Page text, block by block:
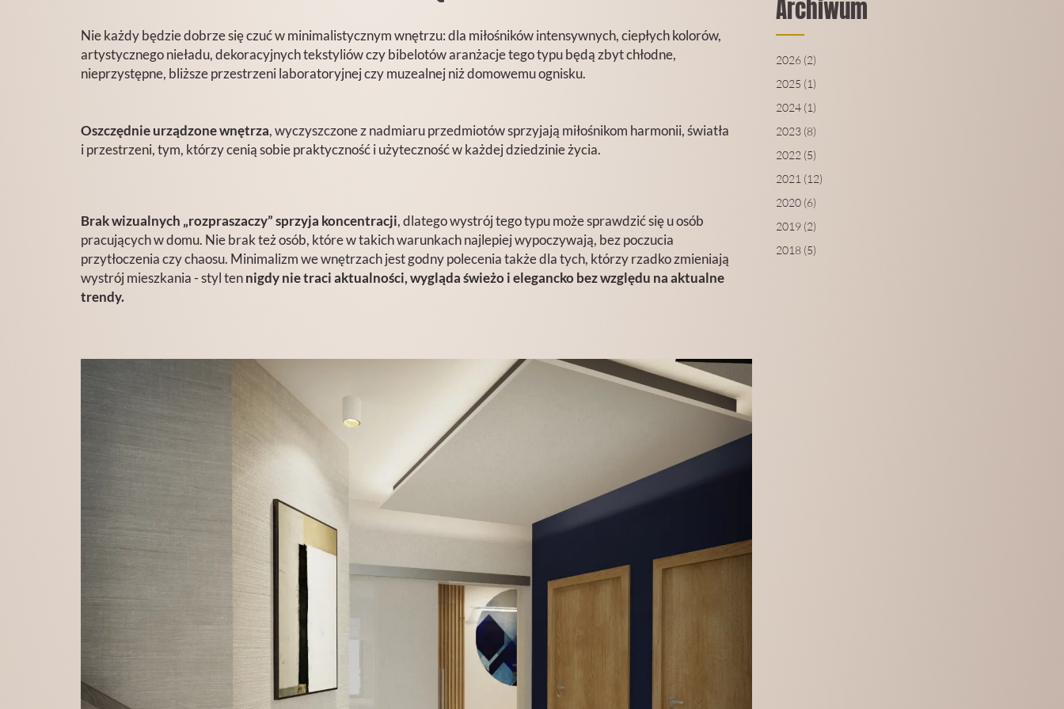
Nie każdy będzie dobrze się czuć w minimalistycznym wnętrzu: dla miłośników intensywnych, ciepłych kolorów,
artystycznego nieładu, dekoracyjnych tekstyliów czy bibelotów aranżacje tego typu będą zbyt chłodne,
nieprzystępne, bliższe przestrzeni laboratoryjnej czy muzealnej niż domowemu ognisku.
Oszczędnie urządzone wnętrza, wyczyszczone z nadmiaru przedmiotów sprzyjają miłośnikom harmonii, światła
i przestrzeni, tym, którzy cenią sobie praktyczność i użyteczność w każdej dziedzinie życia.
Brak wizualnych „rozpraszaczy”sprzyja koncentracji, dlatego wystrój tego typu może sprawdzić się u osób
pracujących w domu. Nie brak też osób, które w takich warunkach najlepiej wypoczywają, bez poczucia
przytłoczenia czy chaosu. Minimalizm we wnętrzach jest godny polecenia także dla tych, którzy rzadko zmieniają
wystrój mieszkania - styl tennigdy nie traci aktualności, wygląda świeżo i elegancko bez względu na aktualne
trendy.
Archiwum
2026 (2)
2025 (1)
2024 (1)
2023 (8)
2022 (5)
2021 (12)
2020 (6)
2019 (2)
2018 (5)